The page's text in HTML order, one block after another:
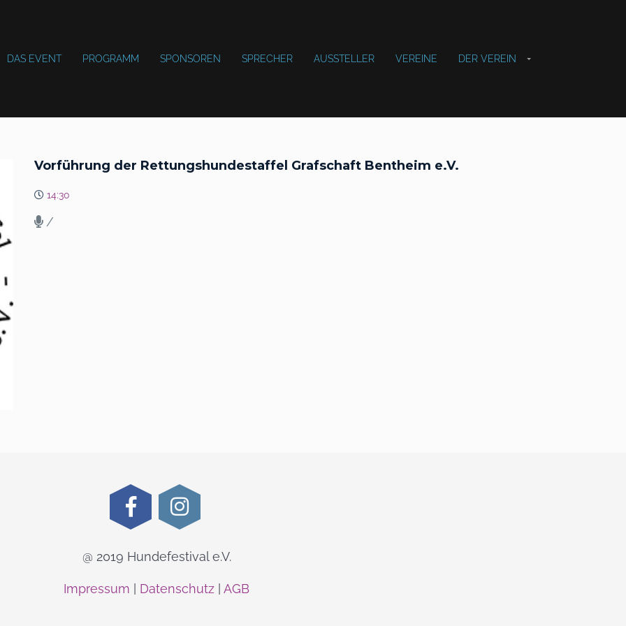
DAS EVENT PROGRAMM SPONSOREN SPRECHER AUSSTELLER VEREINE DER VEREIN
Vorführung der Rettungshundestaffel Grafschaft Bentheim e.V.
14:30
/
@ 2019 Hundefestival e.V.
Impressum | Datenschutz | AGB